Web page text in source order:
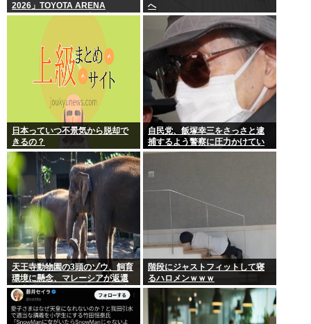
2026」TOYOTA ARENA
TOKYO 8月8日昼・夜公演セッ
へ
日本っていつ不景気から脱却で
きるの？
自民党、飯塚幸三をさっさと逮
捕するよう警察に圧力かけてい
たwww
天王寺動物園の3頭のゾウ、飼育
環境に懸念、マレーシアが返還
要求署名17万人。酷すぎる日本
の動物園
階段にジャストフィットして寝
るハロメンｗｗｗ